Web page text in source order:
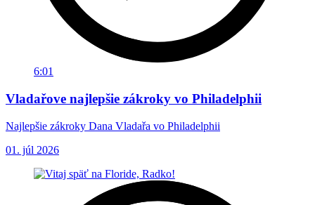
6:01
Vladařove najlepšie zákroky vo Philadelphii
Najlepšie zákroky Dana Vladařa vo Philadelphii
01. júl 2026